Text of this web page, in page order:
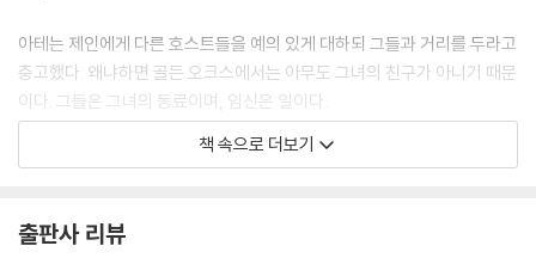
아테는 제인에게 다른 호스트들을 예의 있게 대하되 그들과 거리를 두라고
충고했다. 왜냐하면 골든 오크스에서는 아무도 그녀의 친구가 아니기 때문
이다. 그들은 그녀의 동료이며, 임신은 일이다.
--- p.133
든 오크스의 기념비적인 노력에 대해 악의에 찬 농담을 해댄다. “저희의 목
책 속으로 더보기
출판사 리뷰